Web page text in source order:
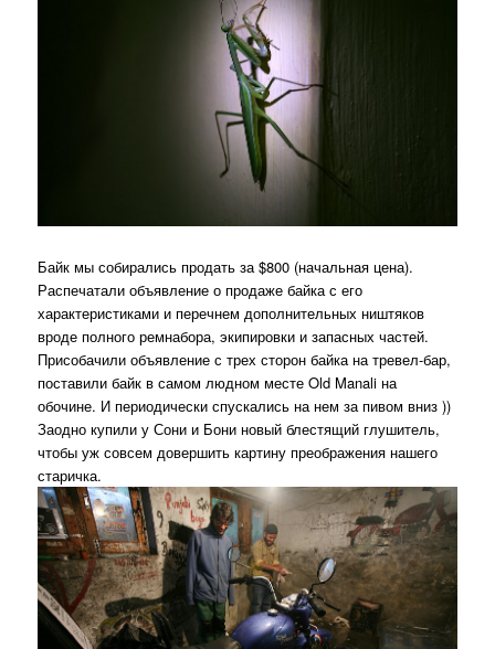
Байк мы собирались продать за $800 (начальная цена).
Распечатали объявление о продаже байка с его
характеристиками и перечнем дополнительных ништяков
вроде полного ремнабора, экипировки и запасных частей.
Присобачили объявление с трех сторон байка на тревел-бар,
поставили байк в самом людном месте Old Manali на
обочине. И периодически спускались на нем за пивом вниз ))
Заодно купили у Сони и Бони новый блестящий глушитель,
чтобы уж совсем довершить картину преображения нашего
старичка.